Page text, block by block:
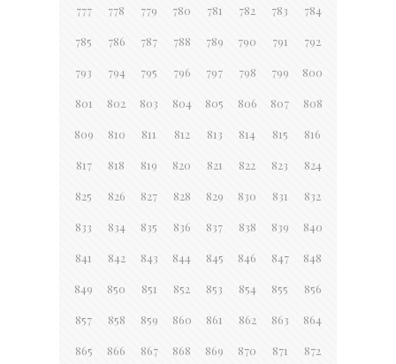
777 778 779 780 781 782 783 784
785 786 787 788 789 790 791 792
793 794 795 796 797 798 799 800
801 802 803 804 805 806 807 808
809 810 811 812 813 814 815 816
817 818 819 820 821 822 823 824
825 826 827 828 829 830 831 832
833 834 835 836 837 838 839 840
841 842 843 844 845 846 847 848
849 850 851 852 853 854 855 856
857 858 859 860 861 862 863 864
865 866 867 868 869 870 871 872